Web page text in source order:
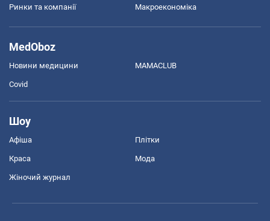
Ринки та компанії Макроекономіка
MedOboz
Новини медицини MAMACLUB
Covid
Шоу
Афіша Плітки
Краса Мода
Жіночий журнал